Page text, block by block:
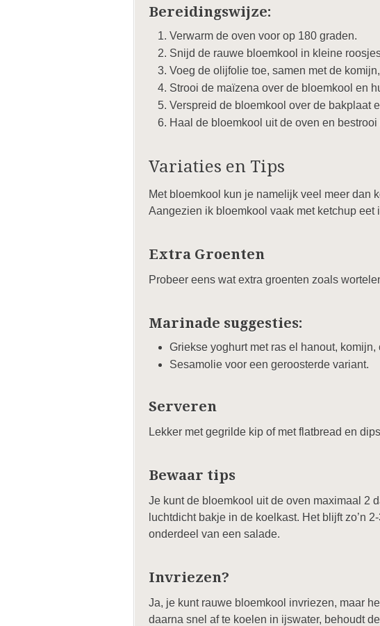
Bereidingswijze:
Verwarm de oven voor op 180 graden.
Snijd de rauwe bloemkool in kleine
Voeg de olijfolie toe, samen met de
Strooi de maïzena over de bloemkool en
Verspreid de bloemkool over de bakplaat
Haal de bloemkool uit de oven en
Variaties en Tips
Met bloemkool kun je namelijk veel meer dan
Aangezien ik bloemkool vaak met ketchup eet
Extra Groenten
Probeer eens wat extra groenten zoals
Marinade suggesties:
Griekse yoghurt met ras el hanout,
Sesamolie voor een geroosterde variant.
Serveren
Lekker met gegrilde kip of met flatbread en
Bewaar tips
Je kunt de bloemkool uit de oven maximaal 2
luchtdicht bakje in de koelkast. Het blijft zo’n
onderdeel van een salade.
Invriezen?
Ja, je kunt rauwe bloemkool invriezen, maar
daarna snel af te koelen in ijswater, behoudt